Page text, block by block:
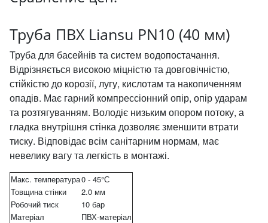
Труба ПВХ Liansu PN10 (40 мм)
Труба для басейнів та систем водопостачання.
Відрізняється високою міцністю та довговічністю,
стійкістю до корозії, лугу, кислотам та накопиченням
опадів. Має гарний компрессіонний опір, опір ударам
та розтягуванням. Володіє низьким опором потоку, а
гладка внутрішня стінка дозволяє зменшити втрати
тиску. Відповідає всім санітарним нормам, має
невелику вагу та легкість в монтажі.
Макс. температура0 - 45°С
Товщина стінки
2.0 мм
Робочий тиск
10 бар
Матеріал
ПВХ-матеріал